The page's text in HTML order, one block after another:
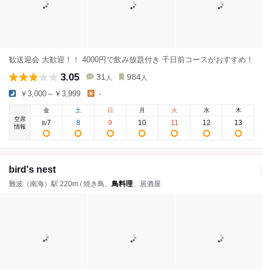
歓送迎会 大歓迎！！ 4000円で飲み放題付き 千日前コースがおすすめ！
3.05 31 人 984 人
￥3,000～￥3,999 -
空席
情報
金
8/7
土
8
日
9
月
10
火
11
水
12
木
13
bird's nest
難波（南海）駅 220m / 焼き鳥、 鳥料理、居酒屋